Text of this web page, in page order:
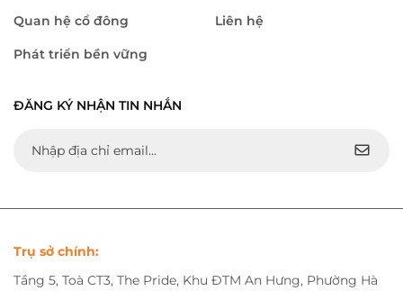
Quan hệ cổ đông
Phát triển bền vững
Liên hệ
ĐĂNG KÝ NHẬN TIN NHẮN
Trụ sở chính:
Tầng 5, Toà CT3, The Pride, Khu ĐTM An Hưng, Phường Hà